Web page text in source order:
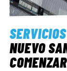
NUEVO